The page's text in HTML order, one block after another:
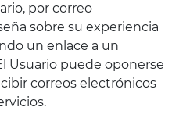
por correo
sobre su experiencia
un enlace a un
Usuario puede oponerse
correos electrónicos